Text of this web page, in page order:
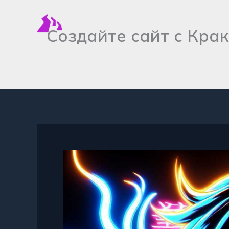
содержимомуСоздайте сайт с